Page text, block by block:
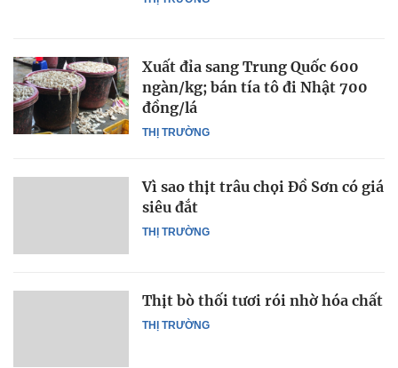
THỊ TRƯỜNG
Xuất đỉa sang Trung Quốc 600
ngàn/kg; bán tía tô đi Nhật 700
đồng/lá
THỊ TRƯỜNG
Vì sao thịt trâu chọi Đồ Sơn có giá
siêu đắt
THỊ TRƯỜNG
Thịt bò thối tươi rói nhờ hóa chất